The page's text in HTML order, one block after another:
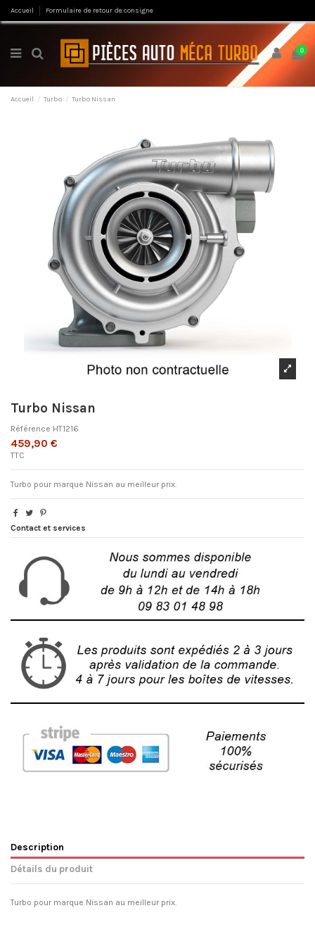
Accueil Formulaire de retour de consigne
0
Accueil Turbo Turbo Nissan
Turbo Nissan
Référence HT1216
459,90 €
TTC
Turbo pour marque Nissan au meilleur prix.
Contact et services
Description
Détails du produit
Turbo pour marque Nissan au meilleur prix.